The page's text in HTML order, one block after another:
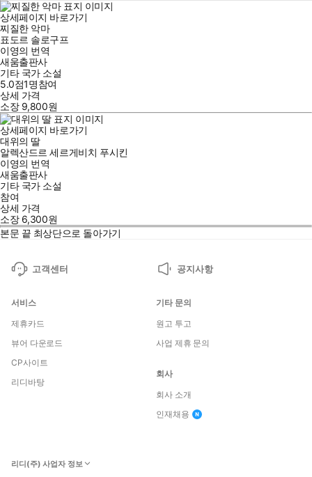
상세페이지 바로가기
찌질한 악마
표도르 솔로구프
이영의 번역
새움출판사
기타 국가 소설
5.0점1명참여
상세 가격
소장 9,800원
상세페이지 바로가기
대위의 딸
알렉산드르 세르게비치 푸시킨
이영의 번역
새움출판사
기타 국가 소설
참여
상세 가격
소장 6,300원
본문 끝 최상단으로 돌아가기
고객센터 공지사항
서비스
제휴카드
뷰어 다운로드
CP사이트
리디바탕
기타 문의
원고 투고
사업 제휴 문의
회사
회사 소개
인재채용
리디(주) 사업자 정보